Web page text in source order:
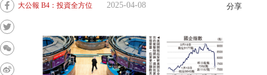
大公報 B4：投資全方位 2025-04-08 分享